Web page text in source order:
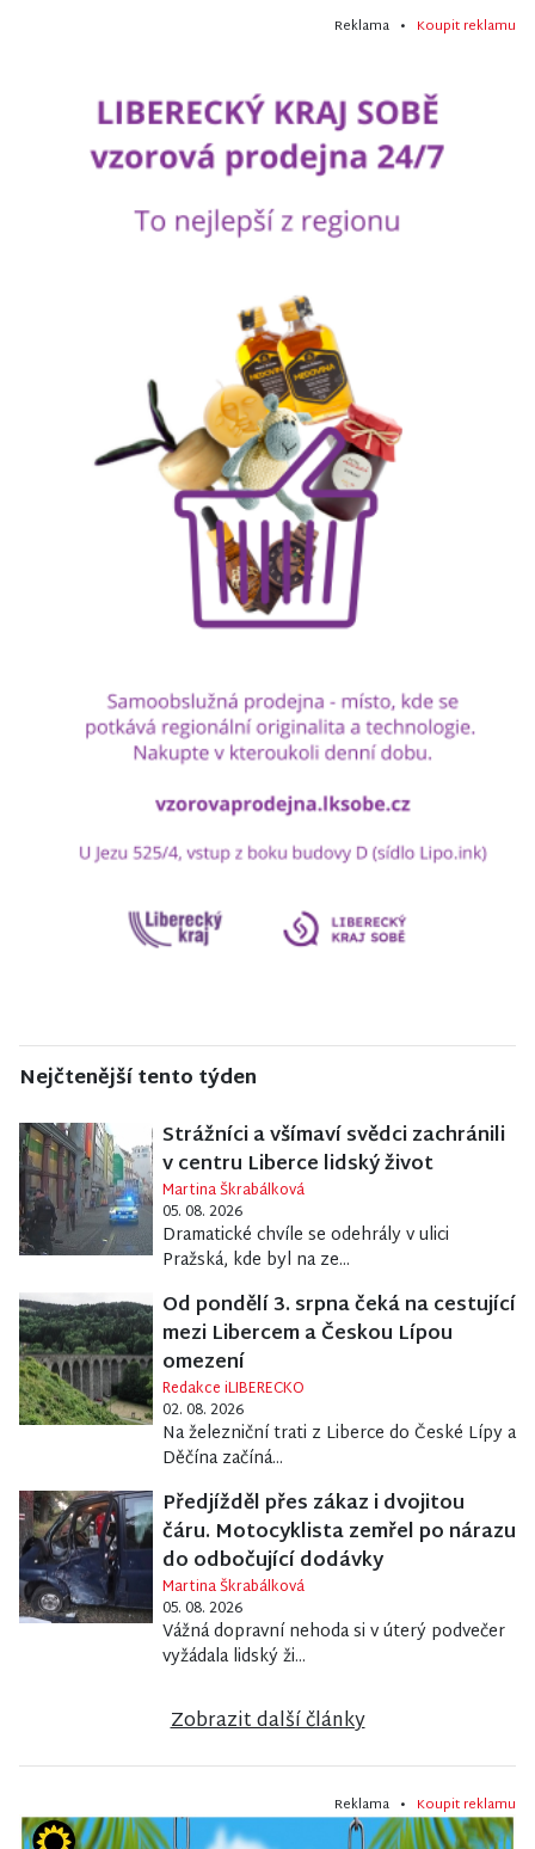
Reklama • Koupit reklamu
Nejčtenější tento týden
Strážníci a všímaví svědci zachránili
v centru Liberce lidský život
Martina Škrabálková
05. 08. 2026
Dramatické chvíle se odehrály v ulici
Pražská, kde byl na ze...
Od pondělí 3. srpna čeká na cestující
mezi Libercem a Českou Lípou
omezení
Redakce iLIBERECKO
02. 08. 2026
Na železniční trati z Liberce do České Lípy a
Děčína začíná...
Předjížděl přes zákaz i dvojitou
čáru. Motocyklista zemřel po nárazu
do odbočující dodávky
Martina Škrabálková
05. 08. 2026
Vážná dopravní nehoda si v úterý podvečer
vyžádala lidský ži...
Zobrazit další články
Reklama • Koupit reklamu